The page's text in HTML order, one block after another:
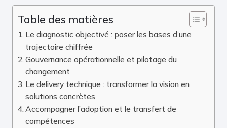
Table des matières
Le diagnostic objectivé : poser les bases d’une
trajectoire chiffrée
Gouvernance opérationnelle et pilotage du
changement
Le delivery technique : transformer la vision en
solutions concrètes
Accompagner l’adoption et le transfert de
compétences